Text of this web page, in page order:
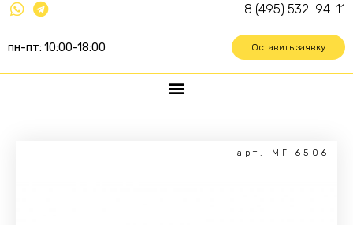
8 (495) 532-94-11
пн-пт: 10:00-18:00 Оставить заявку
арт. МГ 6506